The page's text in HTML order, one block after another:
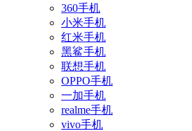
360手机
小米手机
红米手机
黑鲨手机
联想手机
OPPO手机
一加手机
realme手机
vivo手机